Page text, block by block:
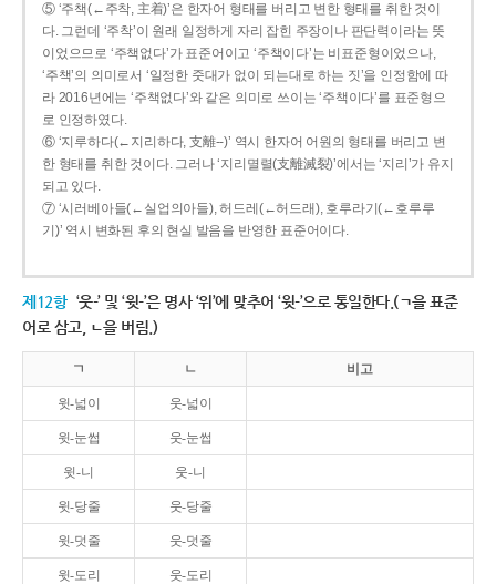
⑤ ‘주책(←주착, 主着)’은 한자어 형태를 버리고 변한 형태를 취한 것이
다. 그런데 ‘주착’이 원래 일정하게 자리 잡힌 주장이나 판단력이라는 뜻
이었으므로 ‘주책없다’가 표준어이고 ‘주책이다’는 비표준형이었으나,
‘주책’의 의미로서 ‘일정한 줏대가 없이 되는대로 하는 짓’을 인정함에 따
라 2016년에는 ‘주책없다’와 같은 의미로 쓰이는 ‘주책이다’를 표준형으
로 인정하였다.
⑥ ‘지루하다(←지리하다, 支離--)’ 역시 한자어 어원의 형태를 버리고 변
한 형태를 취한 것이다. 그러나 ‘지리멸렬(支離滅裂)’에서는 ‘지리’가 유지
되고 있다.
⑦ ‘시러베아들(←실업의아들), 허드레(←허드래), 호루라기(←호루루
기)’ 역시 변화된 후의 현실 발음을 반영한 표준어이다.
제12항 ‘웃-’ 및 ‘윗-’은 명사 ‘위’에 맞추어 ‘윗-’으로 통일한다.(ㄱ을 표준
어로 삼고, ㄴ을 버림.)
ㄱ ㄴ 비고
윗-넓이 웃-넓이
윗-눈썹 웃-눈썹
윗-니 웃-니
윗-당줄 웃-당줄
윗-덧줄 웃-덧줄
윗-도리 웃-도리